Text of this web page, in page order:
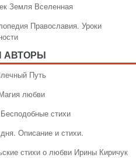
Земля Вселенная
Православия. Уроки
АВТОРЫ
Путь
любви
стихи
Описание и стихи.
стихи о любви Ирины Киричук